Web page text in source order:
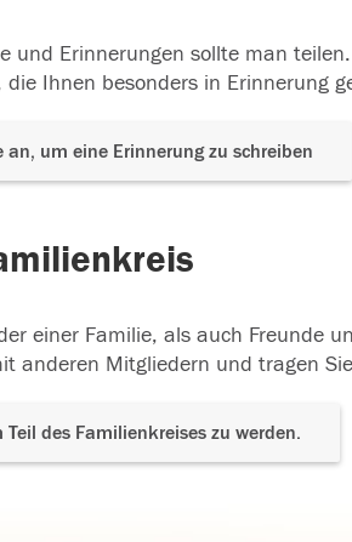
und Erinnerungen sollte man teilen.
die Ihnen besonders in Erinnerung
an, um eine Erinnerung zu schreiben
einer Familie, als auch Freunde
anderen Mitgliedern und tragen
des Familienkreises zu werden.